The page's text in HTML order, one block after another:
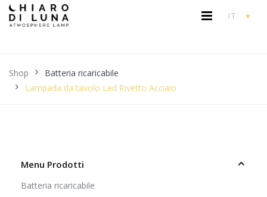
IT
Shop
Batteria ricaricabile
Lampada da tavolo Led Rivetto Acciaio
Menu Prodotti
Batteria ricaricabile